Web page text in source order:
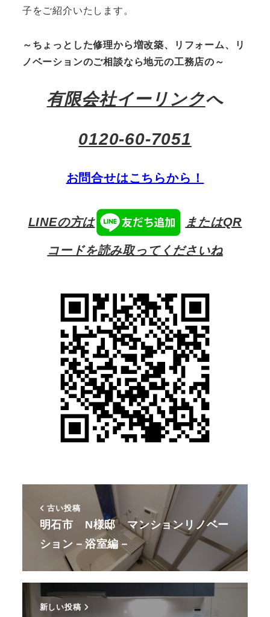
子をご紹介いたします。
～ちょっとした修理から増改築、リフォーム、リ
ノベーションのご相談なら地元の工務店の～
有限会社イーリンクへ
0120-60-7051
お問合せはこちらから！
LINEの方は またはQR
コードを読み取ってくださいね
古い投稿
明石市 N様邸 マンションリノベー
ション－浴室編－
新しい投稿